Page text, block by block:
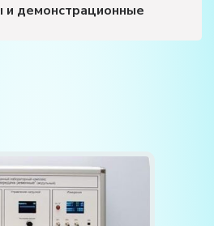
демонстрационные